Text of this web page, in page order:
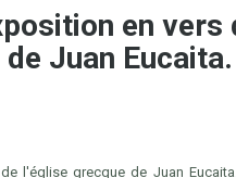
en vers
Juan Eucaita.
l'église grecque de Juan